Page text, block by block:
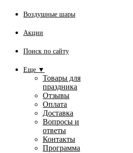
Воздушные шары
Акции
Поиск по сайту
Еще ▼
Товары для
праздника
Отзывы
Оплата
Доставка
Вопросы и
ответы
Контакты
Программа